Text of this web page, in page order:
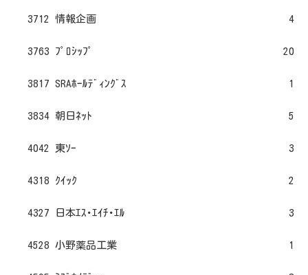
3712 情報企画 4
3763 ﾌﾟﾛｼｯﾌﾟ 20
3817 SRAﾎｰﾙﾃﾞｨﾝｸﾞｽ 1
3834 朝日ﾈｯﾄ 5
4042 東ｿｰ 3
4318 ｸｲｯｸ 2
4327 日本ｴｽ･ｴｲﾁ･ｴﾙ 3
4528 小野薬品工業 1